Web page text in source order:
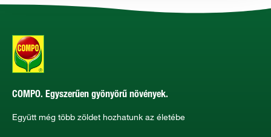
COMPO. Egyszerűen gyönyörű növények.
Együtt még több zöldet hozhatunk az életébe